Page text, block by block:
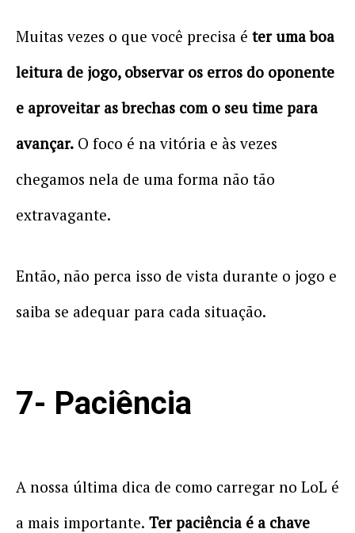
Muitas vezes o que você precisa é ter uma boa
leitura de jogo, observar os erros do oponente
e aproveitar as brechas com o seu time para
avançar. O foco é na vitória e às vezes
chegamos nela de uma forma não tão
extravagante.
Então, não perca isso de vista durante o jogo e
saiba se adequar para cada situação.
7- Paciência
A nossa última dica de como carregar no LoL é
a mais importante. Ter paciência é a chave